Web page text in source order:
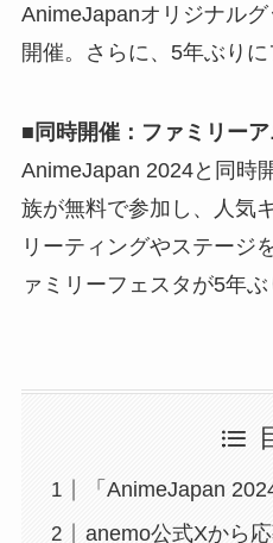
AnimeJapanオリジナル
開催。さらに、5年ぶりに
■同時開催：ファミリー
AnimeJapan 2024と同時
族が無料で参加し、人気
リーティングやステージ
ァミリーフェスタが5年ぶ
「AnimeJapan
anemo公式Xから